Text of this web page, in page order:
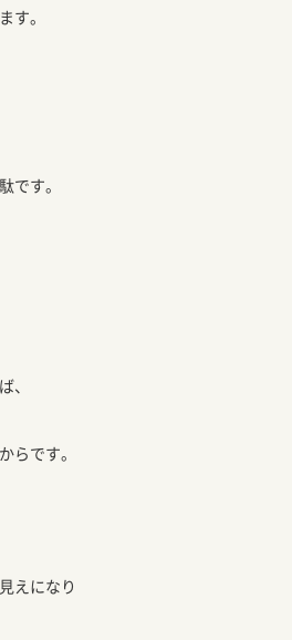
す。
です。
、
らです。
えになり